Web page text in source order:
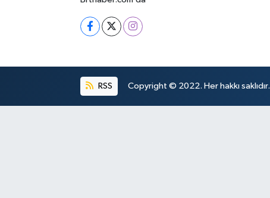
RSS Copyright © 2022. Her hakkı saklıdır.